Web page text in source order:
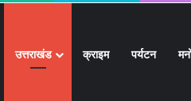
उत्तराखंड क्राइम पर्यटन
श्रद्धा, सुरक्षा और सुगमता के उत्कृष्ट समन्वय से